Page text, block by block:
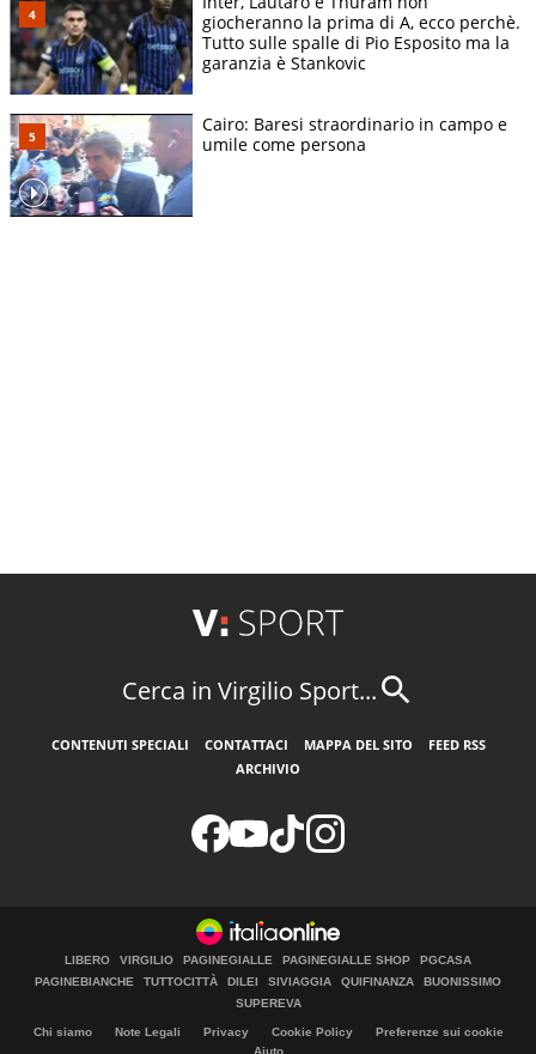
giocheranno la prima di A, ecco perchè.
Tutto sulle spalle di Pio Esposito ma la
garanzia è Stankovic
Cairo: Baresi straordinario in campo e
umile come persona
Cerca in Virgilio Sport...
CONTENUTI SPECIALI CONTATTACI MAPPA DEL SITO
FEED RSS
ARCHIVIO
LIBERO VIRGILIO PAGINEGIALLE PAGINEGIALLE SHOP
PGCASA
PAGINEBIANCHE
TUTTOCITTÀ DILEI SIVIAGGIA QUIFINANZA
BUONISSIMO
SUPEREVA
Chi siamo Note Legali Privacy Cookie Policy
Preferenze sui cookie